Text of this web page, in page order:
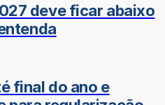
deve ficar abaixo
final do ano e